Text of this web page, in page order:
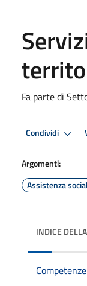
Fa parte di
Condividi
Argomenti:
Assistenza
INDICE
Competenze